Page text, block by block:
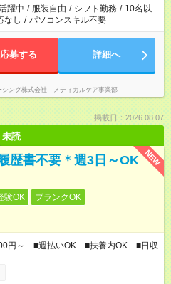
躍中 / 服装自由 / シフト勤務 / 10名以
なし / パソコンスキル不要
応募する 詳細へ
シング株式会社 メディカルケア事業部
掲載日：2026.08.07
未読
NEW
歴書不要＊週3日～OK
験OK
ブランクOK
円～ ■週払いOK ■扶養内OK ■日収